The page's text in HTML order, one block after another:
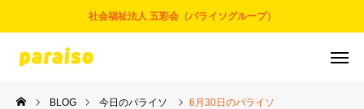
社会福祉法人 五彩会（パライソグループ）
BLOG 今日のパライソ 6月30日のパライソ